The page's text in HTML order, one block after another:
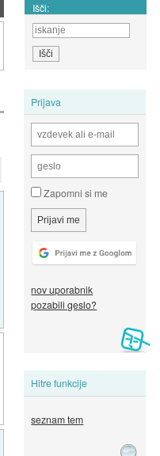
Išči:
Prijava
Zapomni si me
nov uporabnik
pozabili geslo?
Hitre funkcije
seznam tem